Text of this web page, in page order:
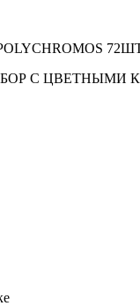
С ЦВЕТНЫМИ